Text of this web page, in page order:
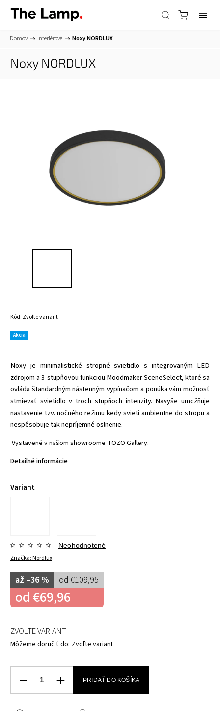
Domov / Interiérové / NoxyNORDLUX
Noxy NORDLUX
Kód: Zvoľte variant
Akcia
Noxy je minimalistické stropné svietidlo s integrovaným LED
zdrojom a 3-stupňovou funkciou Moodmaker SceneSelect, ktoré sa
ovláda štandardným nástenným vypínačom a ponúka vám možnosť
stmievať svietidlo v troch stupňoch intenzity. Navyše umožňuje
nastavenie tzv. nočného režimu kedy svieti ambientne do stropu a
nespôsobuje tak nepríjemné oslnenie.
Vystavené v našom showroome TOZO Gallery.
Detailné informácie
Variant
Značka:Nordlux
Neohodnotené
od €109,95
až –36 %
od €69,96
ZVOĽTE VARIANT
Môžeme doručiť do: Zvoľte variant
PRIDAŤ DO KOŠÍKA